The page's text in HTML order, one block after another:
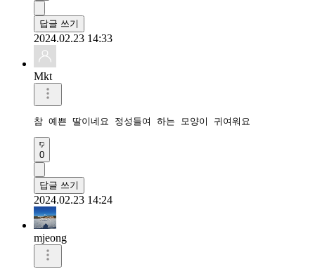
답글 쓰기
2024.02.23 14:33
Mkt
참 예쁜 딸이네요 정성들여 하는 모양이 귀여워요
0
답글 쓰기
2024.02.23 14:24
mjeong